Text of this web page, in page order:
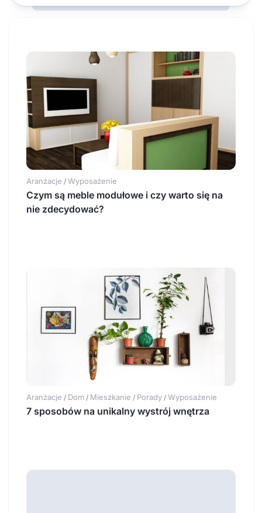
Aranżacje / Wyposażenie
Czym są meble modułowe i czy warto się na
nie zdecydować?
Aranżacje / Dom / Mieszkanie / Porady / Wyposażenie
7 sposobów na unikalny wystrój wnętrza